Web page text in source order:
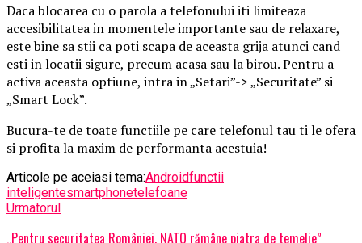
Daca blocarea cu o parola a telefonului iti limiteaza
accesibilitatea in momentele importante sau de relaxare,
este bine sa stii ca poti scapa de aceasta grija atunci cand
esti in locatii sigure, precum acasa sau la birou. Pentru a
activa aceasta optiune, intra in „Setari”-> „Securitate” si
„Smart Lock”.
Bucura-te de toate functiile pe care telefonul tau ti le ofera
si profita la maxim de performanta acestuia!
Articole pe aceiasi tema:Androidfunctii
inteligentesmartphonetelefoane
Urmatorul
„Pentru securitatea României, NATO rămâne piatra de temelie”